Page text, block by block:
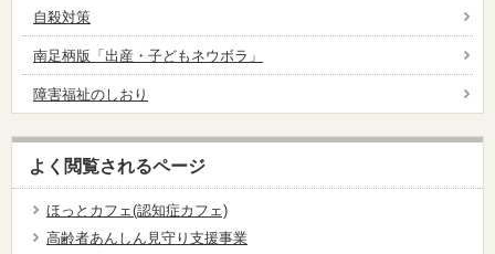
自殺対策
南足柄版「出産・子どもネウボラ」
障害福祉のしおり
よく閲覧されるページ
ほっとカフェ(認知症カフェ)
高齢者あんしん見守り支援事業